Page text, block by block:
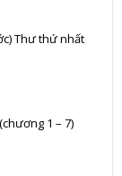
Thư thứ nhất
1 – 7)